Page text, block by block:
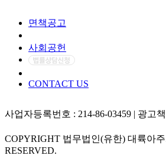
면책공고
사회공헌
CONTACT US
사업자등록번호 : 214-86-03459 | 광고
COPYRIGHT 법무법인(유한) 대륙아
RESERVED.